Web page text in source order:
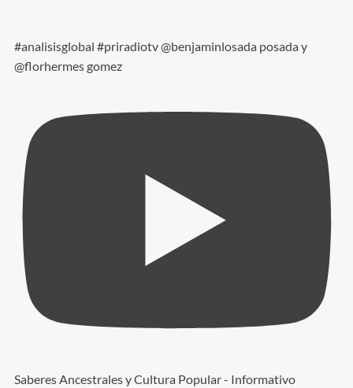
#analisisglobal #priradiotv @benjaminlosada posada y
@florhermes gomez
Saberes Ancestrales y Cultura Popular - Informativo